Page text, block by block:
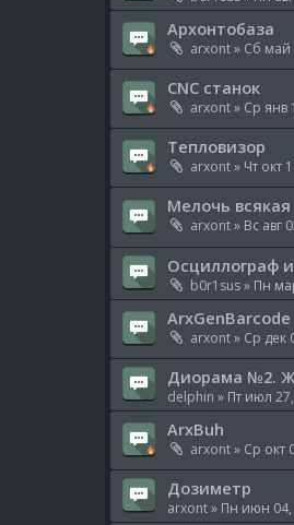
Архонтобаза
arxont» Сб май
CNC станок
arxont» Ср янв
Тепловизор
arxont» Чт окт
Мелочь всякая
arxont» Вс авг
Осциллограф
b0r1sus» Пн
ArxGenBarcode
arxont» Ср дек
Диорама №2.
delphin » Пт июл
ArxBuh
arxont» Ср окт
Дозиметр
arxont» Пн июн 04,